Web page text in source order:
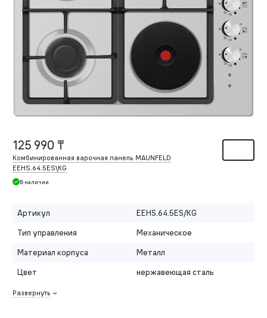
125 990 ₸
Комбинированная варочная панель MAUNFELD
EEHS.64.5ES\KG
В наличии
Артикул
EEHS.64.5ES/KG
Тип управления
Механическое
Материал корпуса
Металл
Цвет
нержавеющая сталь
Развернуть